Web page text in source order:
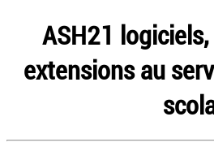
ASH21
extensions au